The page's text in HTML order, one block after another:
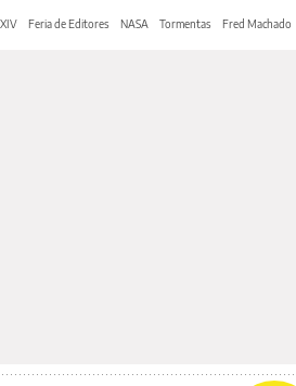
Feria de Editores NASA Tormentas Fred Machado